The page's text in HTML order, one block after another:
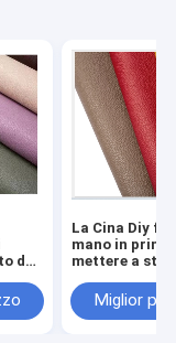
del
di
La Cina Diy
mano in
mettere a
naturale per
scortecciare
Miglior